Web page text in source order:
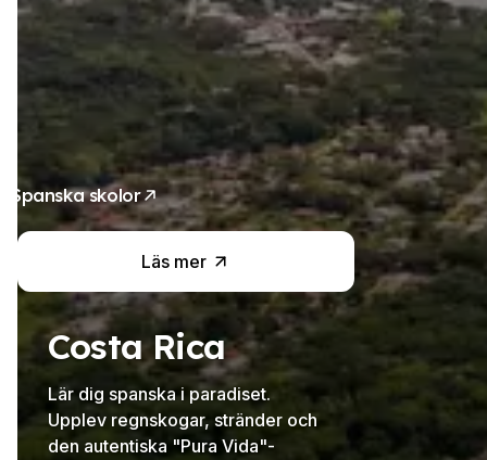
latinamerikansk mentalitet med
denna spanska språkkurs i
Argentina.
Spanska skolor
Läs mer
Costa Rica
Lär dig spanska i paradiset.
Upplev regnskogar, stränder och
den autentiska "Pura Vida"-